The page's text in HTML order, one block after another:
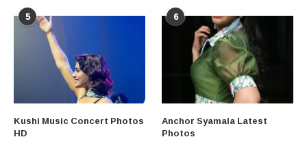
5
Kushi Music Concert Photos
HD
6
Anchor Syamala Latest
Photos